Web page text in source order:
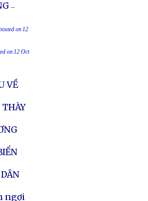
--
on 12
on 12 Oct
VỀ
THÀY
ngợi